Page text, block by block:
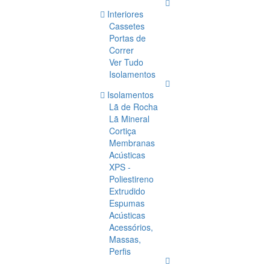
Interiores
Cassetes
Portas de
Correr
Ver Tudo
Isolamentos
Isolamentos
Lã de Rocha
Lã Mineral
Cortiça
Membranas
Acústicas
XPS -
Poliestireno
Extrudido
Espumas
Acústicas
Acessórios,
Massas,
Perfis